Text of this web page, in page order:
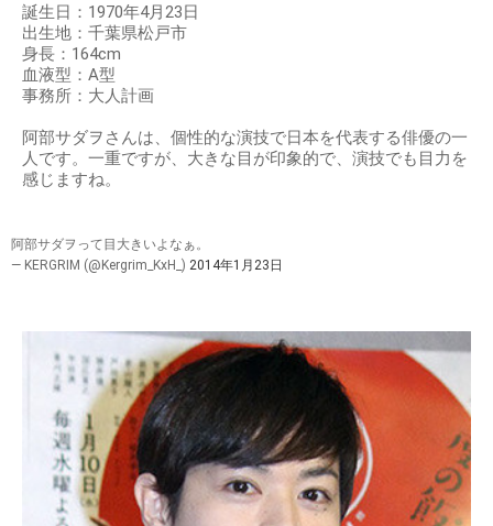
誕生日：1970年4月23日
出生地：千葉県松戸市
身長：164cm
血液型：A型
事務所：大人計画
阿部サダヲさんは、個性的な演技で日本を代表する俳優の一
人です。一重ですが、大きな目が印象的で、演技でも目力を
感じますね。
阿部サダヲって目大きいよなぁ。
— KERGRIM (@Kergrim_KxH_) 2014年1月23日